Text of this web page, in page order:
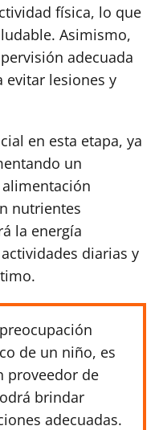
física, lo que
Asimismo,
adecuada
evitar lesiones y
en esta etapa, ya
un
nutrientes
la energía
diarias y
de un niño, es
proveedor de
brindar
adecuadas.